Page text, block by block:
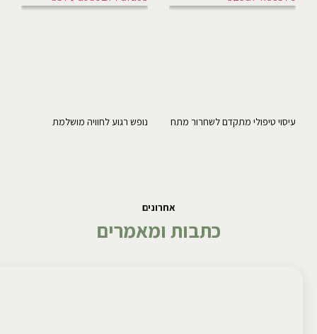
עיסוי טיפולי מתקדם לשחרור מתח נופש רגוע לחוויה מושלמת
אחרונים
כתבות ומאמרים